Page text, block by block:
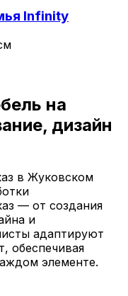
Infinity
на
дизайн
в Жуковском
— от создания
и
адаптируют
обеспечивая
элементе.